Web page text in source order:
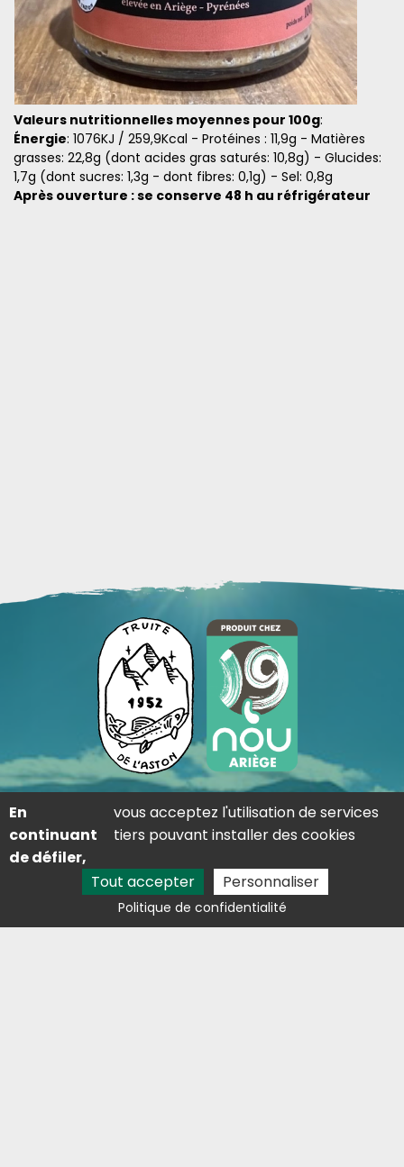
Valeurs nutritionnelles moyennes pour 100g:
Énergie: 1076KJ / 259,9Kcal - Protéines : 11,9g - Matières
grasses: 22,8g (dont acides gras saturés: 10,8g) - Glucides:
1,7g (dont sucres: 1,3g - dont fibres: 0,1g) - Sel: 0,8g
Après ouverture : se conserve 48 h au réfrigérateur
Adresse
Lieu dit saint-martin 09310 Les Cabannes
05 81 29 81 68
lestresorsdelaston@outlook.fr
En
continuant
de défiler,
vous acceptez l'utilisation de services
tiers pouvant installer des cookies
Tout accepter Personnaliser
Politique de confidentialité